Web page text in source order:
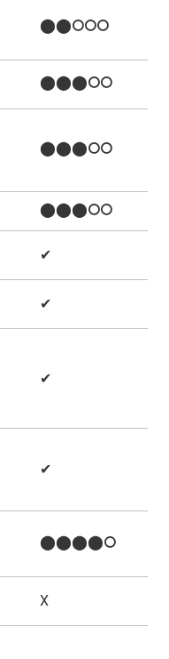
⬤⬤⭘⭘⭘
⬤⬤⬤⭘⭘
⬤⬤⬤⭘⭘
⬤⬤⬤⭘⭘
✔
✔
✔
✔
⬤⬤⬤⬤⭘
X